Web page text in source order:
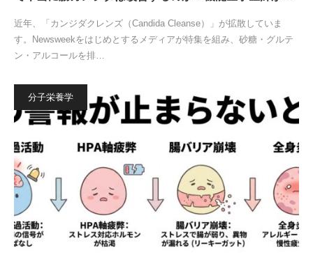
近年、「カンジダクレンズ（Candida Cleanse）」が拡散していま
す。Newsweekをはじめとするメディアが特集を組み、砂糖・グルテ
ン・アルコールを排…
分子栄養学